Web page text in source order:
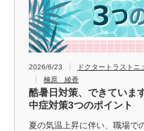
2026/6/23 ドクタートラストニ
楠原 綾香
酷暑日対策、できていま
中症対策3つのポイント
夏の気温上昇に伴い、職場で